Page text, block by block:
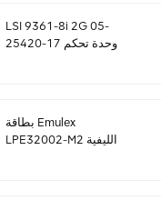
LSI 9361-8i 2G 05-
25420-17 وحدة تحكم
بطاقة Emulex
LPE32002-M2 الليفية